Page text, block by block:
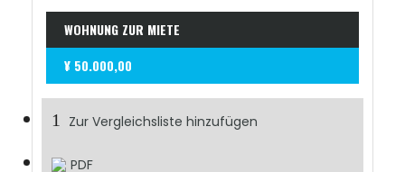
WOHNUNG ZUR MIETE
¥ 50.000,00
Zur Vergleichsliste hinzufügen
PDF